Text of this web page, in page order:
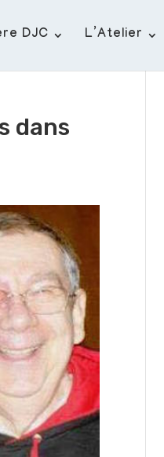
DJC L’Atelier
dans